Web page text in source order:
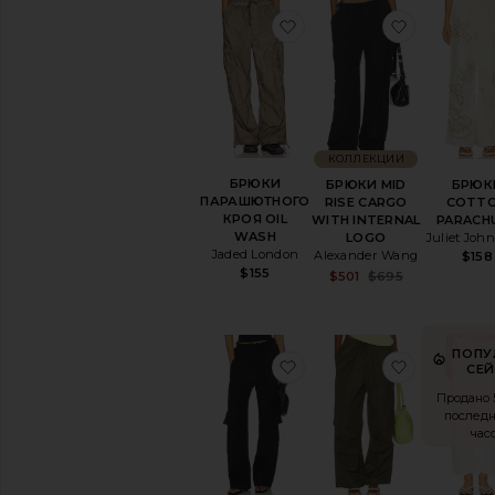
БРЮКИ
ПАРАШЮТНОГО
КРОЯ OIL
WASH
Jaded London
$155
избранноеБРЮКИ
БРЮКИ MID
RISE CARGO
WITH INTERNAL
LOGO
Alexander Wang
$501
$695
КОЛЛЕКЦИИ
Juliet
$158
избранноеБРЮКИ
Продано